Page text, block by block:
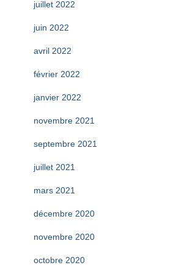
juillet 2022
juin 2022
avril 2022
février 2022
janvier 2022
novembre 2021
septembre 2021
juillet 2021
mars 2021
décembre 2020
novembre 2020
octobre 2020